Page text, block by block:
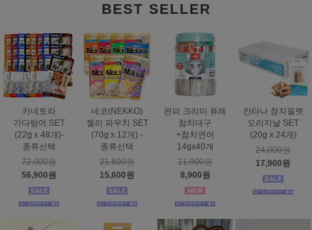
BEST SELLER
카네토라
가다랑어 SET
(22g x 48개)-
종류선택
72,000원
56,900원
네코(NEKKO)
젤리 파우치 SET
(70g x 12개) -
종류선택
21,600원
15,600원
완피 크리미 퓨레
참치대구
+참치연어
14gx40개
11,900원
8,900원
칸타나 참치필렛
오리지날 SET
(20g x 24개)
24,000원
17,900원